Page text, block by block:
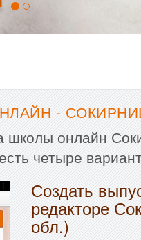
-
школы онлайн
четыре
Создать
редакторе
обл.)